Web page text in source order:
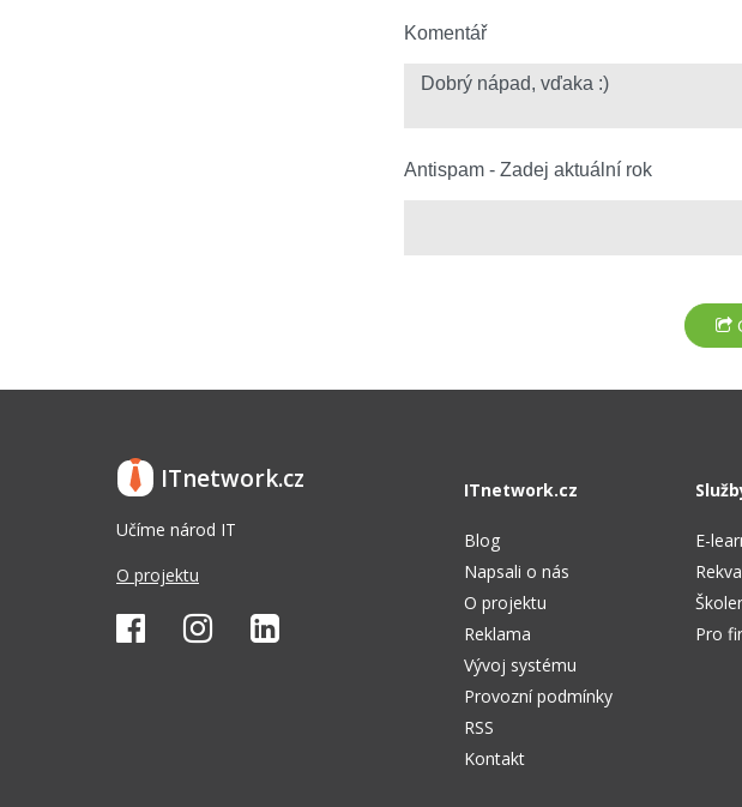
Komentář
Antispam - Zadej aktuální rok
ITnetwork.cz
Učíme národ IT
O projektu
ITnetwork.cz
Blog
Napsali o nás
O projektu
Reklama
Vývoj systému
Provozní podmínky
RSS
Kontakt
E-
Pro